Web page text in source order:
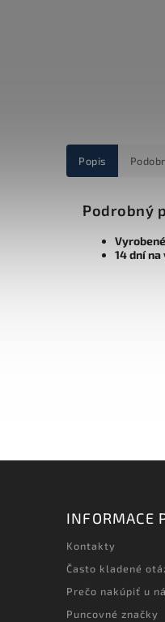
Popis
Podrobný
14 dní
INFORMACE
Kontakty
Často kladené
Prečo nakúpiť u
Puncovné značky